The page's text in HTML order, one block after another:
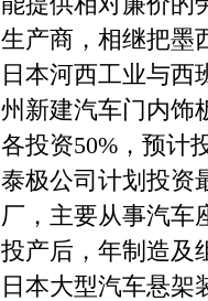
生产商，相继把墨
日本河西工业与西
州新建汽车门内饰
各投资50%，预计
泰极公司计划投资
厂，主要从事汽车
投产后，年制造及
日本大型汽车悬架